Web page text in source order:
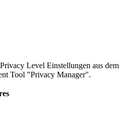
Level Einstellungen aus dem
Tool "Privacy Manager".